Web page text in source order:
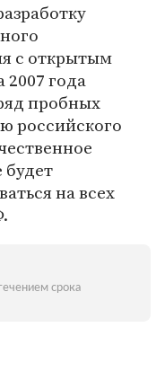
с открытым
года
пробных
российского
на всех
срока